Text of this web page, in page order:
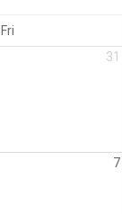
Fri
31
7